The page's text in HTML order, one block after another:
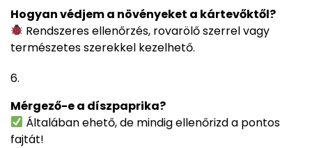
Hogyan védjem a növényeket a kártevőktől?
Rendszeres ellenőrzés, rovarölő szerrel vagy
természetes szerekkel kezelhető.
Mérgező-e a díszpaprika?
Általában ehető, de mindig ellenőrizd a pontos
fajtát!